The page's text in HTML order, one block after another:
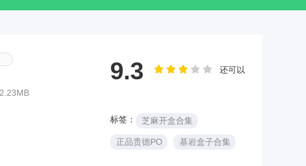
还可以
9.3
标签： 芝麻开盒合集
正品贵德PO 基岩盒子合集